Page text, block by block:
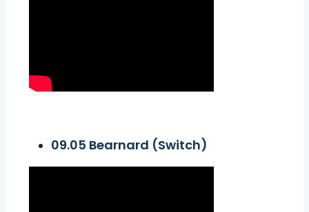
09.05 Bearnard (Switch)